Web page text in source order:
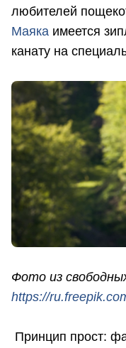
любителей
Маяка имеется
канату на
Фото из
https://
Принцип прост: